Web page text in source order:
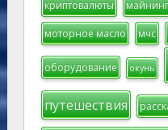
криптовалюты майнинг
моторное масло мчс
оборудование окунь
путешествия